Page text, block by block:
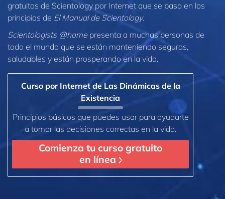
gratuitos de Scientology por Internet que se basa en los
principios de El Manual de Scientology.
Scientologists @home presenta a muchas personas de
todo el mundo que se están manteniendo seguras,
saludables y están prosperando en la vida.
Curso por Internet de Las Dinámicas de la
Existencia
Principios básicos que puedes usar para ayudarte
a tomar las decisiones correctas en la vida.
Comienza tu curso gratuito
en línea